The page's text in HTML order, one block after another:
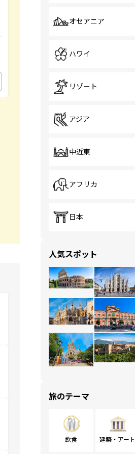
オセアニア
ハワイ
リゾート
アジア
中近東
アフリカ
日本
人気スポット
旅のテーマ
飲食 建築・アート